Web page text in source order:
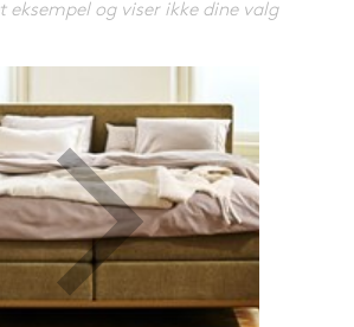
eksempel og viser ikke dine valg